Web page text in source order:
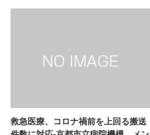
救急医療、コロナ禍前を上回る搬送